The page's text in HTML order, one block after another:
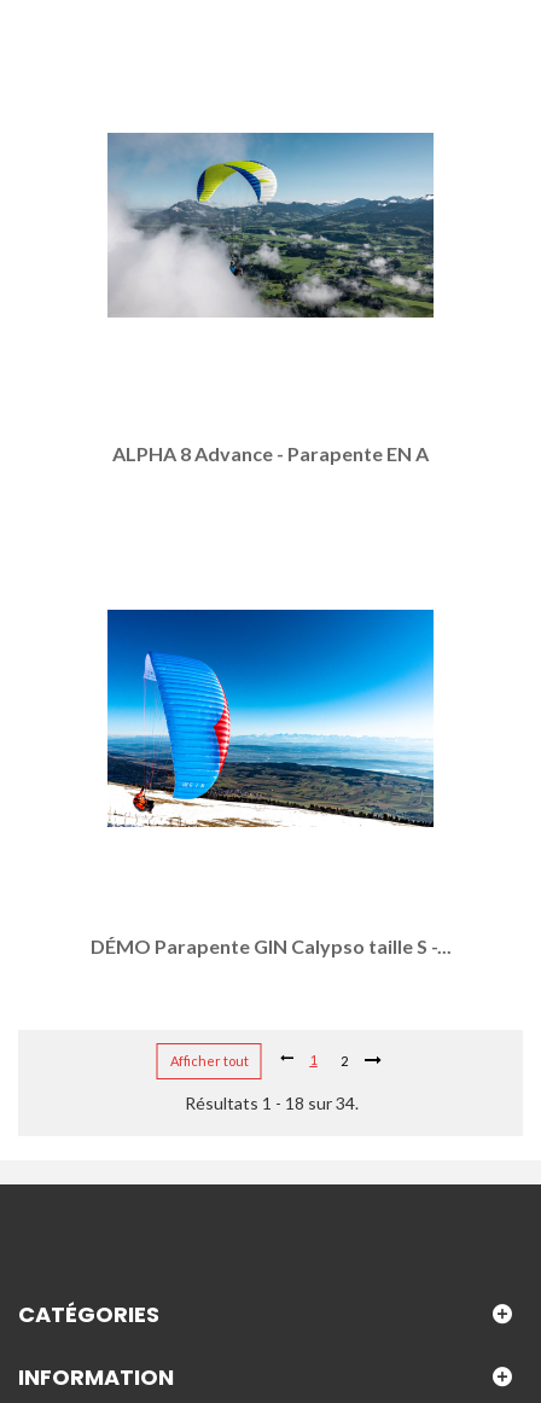
ALPHA 8 Advance - Parapente EN A
DÉMO Parapente GIN Calypso taille S -...
Afficher tout 1 2
Résultats 1 - 18 sur 34.
CATÉGORIES
INFORMATION